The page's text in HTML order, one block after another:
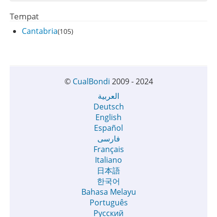
Tempat
Cantabria(105)
© CualBondi 2009 - 2024
العربية
Deutsch
English
Español
فارسی
Français
Italiano
日本語
한국어
Bahasa Melayu
Português
Русский